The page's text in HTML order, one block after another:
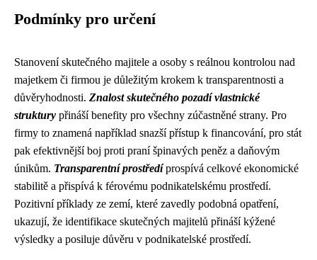
Podmínky pro určení
Stanovení skutečného majitele a osoby s reálnou kontrolou nad
majetkem či firmou je důležitým krokem k transparentnosti a
důvěryhodnosti. Znalost skutečného pozadí vlastnické
struktury přináší benefity pro všechny zúčastněné strany. Pro
firmy to znamená například snazší přístup k financování, pro stát
pak efektivnější boj proti praní špinavých peněz a daňovým
únikům. Transparentní prostředíprospívá celkové ekonomické
stabilitě a přispívá k férovému podnikatelskému prostředí.
Pozitivní příklady ze zemí, které zavedly podobná opatření,
ukazují, že identifikace skutečných majitelů přináší kýžené
výsledky a posiluje důvěru v podnikatelské prostředí.